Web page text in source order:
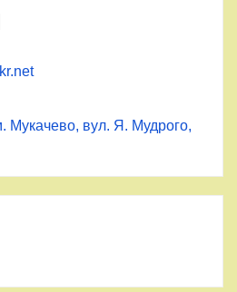
Мукачево, вул. Я. Мудрого,